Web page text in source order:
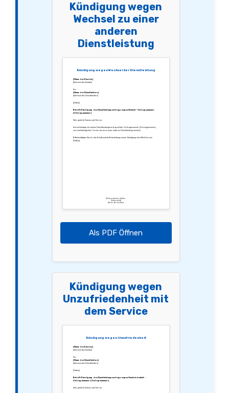
Kündigung wegen
Wechsel zu einer
anderen
Dienstleistung
Kündigung wegen Wechsel der Dienstleistung
[Name des Kunden]
[Adresse des Kunden]
An:
[Name des Dienstleisters]
[Adresse des Dienstleisters]
[Datum]
Betreff: Kündigung des Dienstleistungsvertrags wegen Wechsel – Vertragsnummer:
[Vertragsnummer]
Sehr geehrte Damen und Herren,
hiermit kündige ich meinen Dienstleistungsvertrag mit der Vertragsnummer [Vertragsnummer]
zum nächstmöglichen Termin, da ich zu einer anderen Dienstleistung wechsle.
Bitte bestätigen Sie mir den Erhalt und die Bearbeitung meiner Kündigung schriftlich bis zum
[Datum].
Mit freundlichen Grüßen,
[Unterschrift]
[Name des Kunden]
Als PDF Öffnen
Kündigung wegen
Unzufriedenheit mit
dem Service
Kündigung wegen Unzufriedenheit
[Name des Kunden]
[Adresse des Kunden]
An:
[Name des Dienstleisters]
[Adresse des Dienstleisters]
[Datum]
Betreff: Kündigung des Dienstleistungsvertrags wegen Unzufriedenheit –
Vertragsnummer: [Vertragsnummer]
Sehr geehrte Damen und Herren,